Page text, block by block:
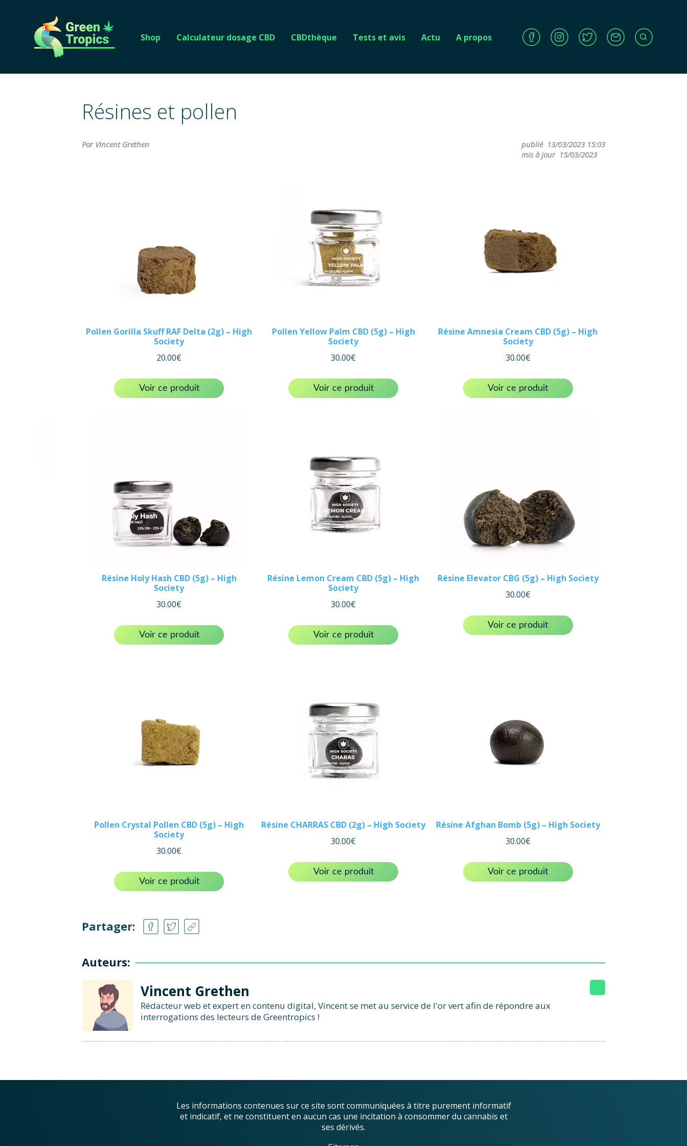
Shop Calculateur dosage CBD CBDthèque Tests et avis Actu A propos
Résines et pollen
Par Vincent Grethen publié 13/03/2023 15:03
mis à jour 15/03/2023
Pollen Gorilla Skuff RAF Delta (2g) – High
Society
20.00€
Voir ce produit
Pollen Yellow Palm CBD (5g) – High
Society
30.00€
Voir ce produit
Résine Amnesia Cream CBD (5g) – High
Society
30.00€
Voir ce produit
Résine Holy Hash CBD (5g) – High
Society
30.00€
Voir ce produit
Résine Lemon Cream CBD (5g) – High
Society
30.00€
Voir ce produit
Résine Elevator CBG (5g) – High Society
30.00€
Voir ce produit
Pollen Crystal Pollen CBD (5g) – High
Society
30.00€
Voir ce produit
Résine CHARRAS CBD (2g) – High Society
30.00€
Voir ce produit
Résine Afghan Bomb (5g) – High Society
30.00€
Voir ce produit
Partager:
Auteurs:
Vincent Grethen
Rédacteur web et expert en contenu digital, Vincent se met au service de l'or vert afin de répondre aux
interrogations des lecteurs de Greentropics !
Les informations contenues sur ce site sont communiquées à titre purement informatif
et indicatif, et ne constituent en aucun cas une incitation à consommer du cannabis et
ses dérivés.